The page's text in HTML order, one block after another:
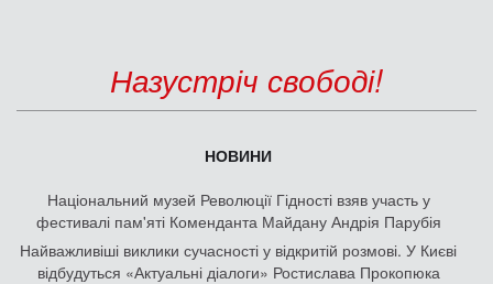
Назустріч свободі!
НОВИНИ
Національний музей Революції Гідності взяв участь у
фестивалі пам'яті Коменданта Майдану Андрія Парубія
Найважливіші виклики сучасності у відкритій розмові. У Києві
відбудуться «Актуальні діалоги» Ростислава Прокопюка